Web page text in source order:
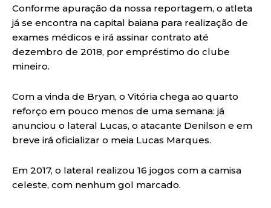
Conforme apuração da nossa reportagem, o atleta
já se encontra na capital baiana para realização de
exames médicos e irá assinar contrato até
dezembro de 2018, por empréstimo do clube
mineiro.
Com a vinda de Bryan, o Vitória chega ao quarto
reforço em pouco menos de uma semana: já
anunciou o lateral Lucas, o atacante Denilson e em
breve irá oficializar o meia Lucas Marques.
Em 2017, o lateral realizou 16 jogos com a camisa
celeste, com nenhum gol marcado.